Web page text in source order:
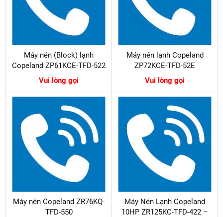
Máy nén (Block) lạnh
Copeland ZP61KCE-TFD-522
Vui lòng gọi
Máy nén lạnh Copeland
ZP72KCE-TFD-52E
Vui lòng gọi
Máy nén Copeland ZR76KQ-
TFD-550
Máy Nén Lạnh Copeland
10HP ZR125KC-TFD-422 –